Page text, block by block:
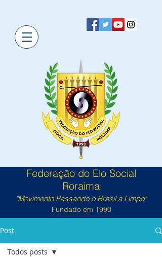
Federação do Elo Social
Roraima
"Movimento Passando o Brasil a Limpo"
Fundado em 1990
Post
Todos posts